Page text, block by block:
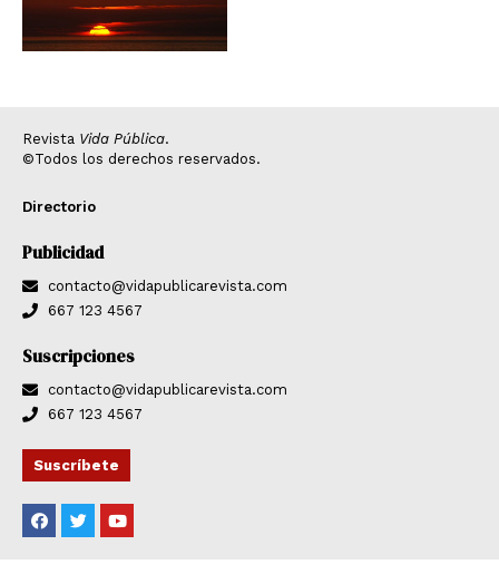
Revista Vida Pública.
©Todos los derechos reservados.
Directorio
Publicidad
contacto@vidapublicarevista.com
667 123 4567
Suscripciones
contacto@vidapublicarevista.com
667 123 4567
Suscríbete
F
a
c
T
w
i
Y
o
u